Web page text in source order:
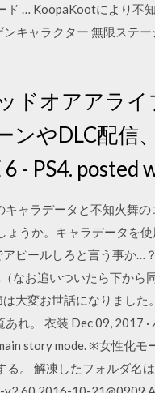
ド … KoopaKootにより不
キャラクター 無限ステ
ドオアアラ
ンやDLC配信
- PS4. posted
ャラデータと不知火舞
ょうか。キャラデータを
ピールしろと言う事か…
なお追いついたら下から
大変お世話になりまし
れ。 衣装 Dec 09, 2017
story mode. ※女性化モ
。 解凍したフォルダ名